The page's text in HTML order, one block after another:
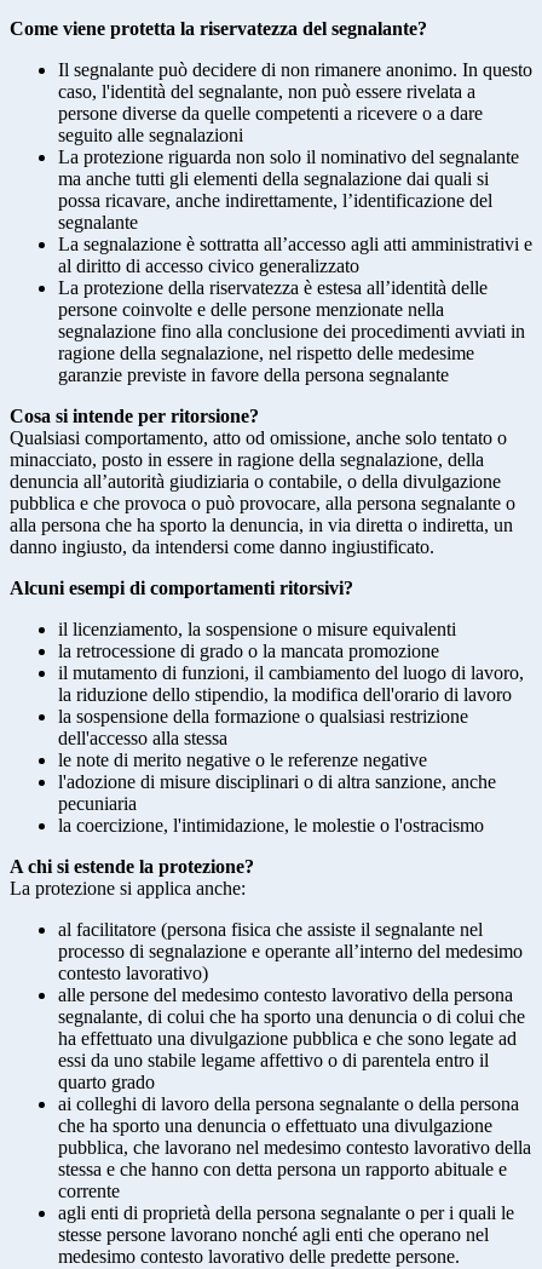
Come viene protetta la riservatezza del segnalante?
Il segnalante può decidere di non rimanere anonimo. In questo
caso, l'identità del segnalante, non può essere rivelata a
persone diverse da quelle competenti a ricevere o a dare
seguito alle segnalazioni
La protezione riguarda non solo il nominativo del segnalante
ma anche tutti gli elementi della segnalazione dai quali si
possa ricavare, anche indirettamente, l’identificazione del
segnalante
La segnalazione è sottratta all’accesso agli atti amministrativi e
al diritto di accesso civico generalizzato
La protezione della riservatezza è estesa all’identità delle
persone coinvolte e delle persone menzionate nella
segnalazione fino alla conclusione dei procedimenti avviati in
ragione della segnalazione, nel rispetto delle medesime
garanzie previste in favore della persona segnalante
Cosa si intende per ritorsione?
Qualsiasi comportamento, atto od omissione, anche solo tentato o
minacciato, posto in essere in ragione della segnalazione, della
denuncia all’autorità giudiziaria o contabile, o della divulgazione
pubblica e che provoca o può provocare, alla persona segnalante o
alla persona che ha sporto la denuncia, in via diretta o indiretta, un
danno ingiusto, da intendersi come danno ingiustificato.
Alcuni esempi di comportamenti ritorsivi?
il licenziamento, la sospensione o misure equivalenti
la retrocessione di grado o la mancata promozione
il mutamento di funzioni, il cambiamento del luogo di lavoro,
la riduzione dello stipendio, la modifica dell'orario di lavoro
la sospensione della formazione o qualsiasi restrizione
dell'accesso alla stessa
le note di merito negative o le referenze negative
l'adozione di misure disciplinari o di altra sanzione, anche
pecuniaria
la coercizione, l'intimidazione, le molestie o l'ostracismo
A chi si estende la protezione?
La protezione si applica anche:
al facilitatore (persona fisica che assiste il segnalante nel
processo di segnalazione e operante all’interno del medesimo
contesto lavorativo)
alle persone del medesimo contesto lavorativo della persona
segnalante, di colui che ha sporto una denuncia o di colui che
ha effettuato una divulgazione pubblica e che sono legate ad
essi da uno stabile legame affettivo o di parentela entro il
quarto grado
ai colleghi di lavoro della persona segnalante o della persona
che ha sporto una denuncia o effettuato una divulgazione
pubblica, che lavorano nel medesimo contesto lavorativo della
stessa e che hanno con detta persona un rapporto abituale e
corrente
agli enti di proprietà della persona segnalante o per i quali le
stesse persone lavorano nonché agli enti che operano nel
medesimo contesto lavorativo delle predette persone.